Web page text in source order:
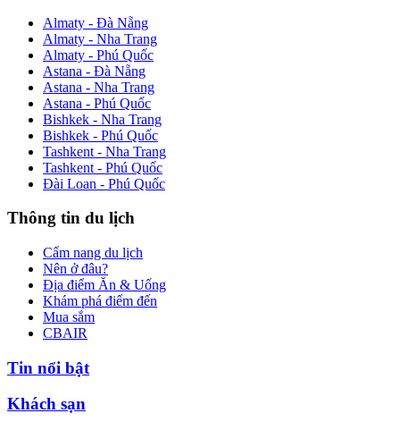
Almaty - Đà Nẵng
Almaty - Nha Trang
Almaty - Phú Quốc
Astana - Đà Nẵng
Astana - Nha Trang
Astana - Phú Quốc
Bishkek - Nha Trang
Bishkek - Phú Quốc
Tashkent - Nha Trang
Tashkent - Phú Quốc
Đài Loan - Phú Quốc
Thông tin du lịch
Cẩm nang du lịch
Nên ở đâu?
Địa điểm Ăn & Uống
Khám phá điểm đến
Mua sắm
CBAIR
Tin nổi bật
Khách sạn